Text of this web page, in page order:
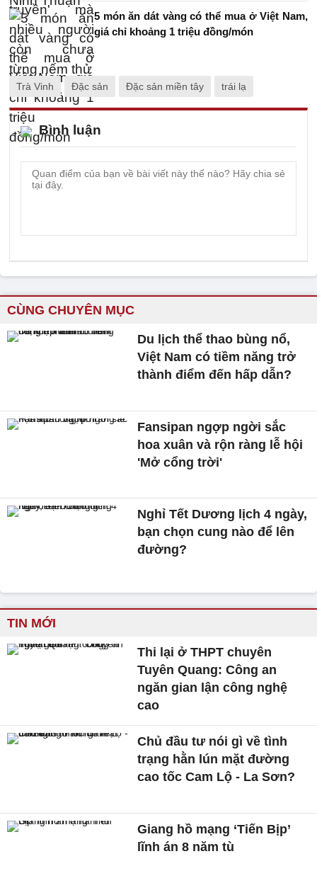
5 món ăn dát vàng có thể mua ở Việt Nam,
giá chỉ khoảng 1 triệu đồng/món
Trà Vinh Đặc sản Đặc sản miền tây trái lạ
Bình luận
CÙNG CHUYÊN MỤC
Du lịch thể thao bùng nổ,
Việt Nam có tiềm năng trở
thành điểm đến hấp dẫn?
Fansipan ngợp ngời sắc
hoa xuân và rộn ràng lễ hội
'Mở cổng trời'
Nghỉ Tết Dương lịch 4 ngày,
bạn chọn cung nào để lên
đường?
TIN MỚI
Thi lại ở THPT chuyên
Tuyên Quang: Công an
ngăn gian lận công nghệ
cao
Chủ đầu tư nói gì về tình
trạng hằn lún mặt đường
cao tốc Cam Lộ - La Sơn?
Giang hồ mạng ‘Tiến Bịp’
lĩnh án 8 năm tù